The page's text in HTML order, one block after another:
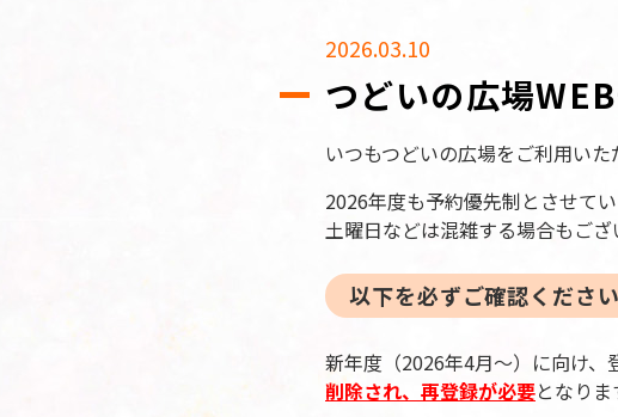
2026.03.10
つどいの広場
いつもつどいの広場をご利用いた
2026年度も予約優先制とさせて
土曜日などは混雑する場合もござ
以下を必ずご確認ください
新年度（2026年4月～）に向け、
削除され、再登録が必要となりま